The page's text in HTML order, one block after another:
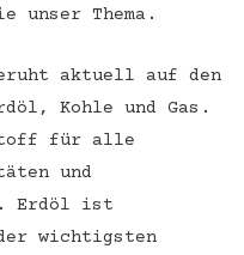
unser Thema.
aktuell auf den
Kohle und Gas.
für alle
und
Erdöl ist
wichtigsten